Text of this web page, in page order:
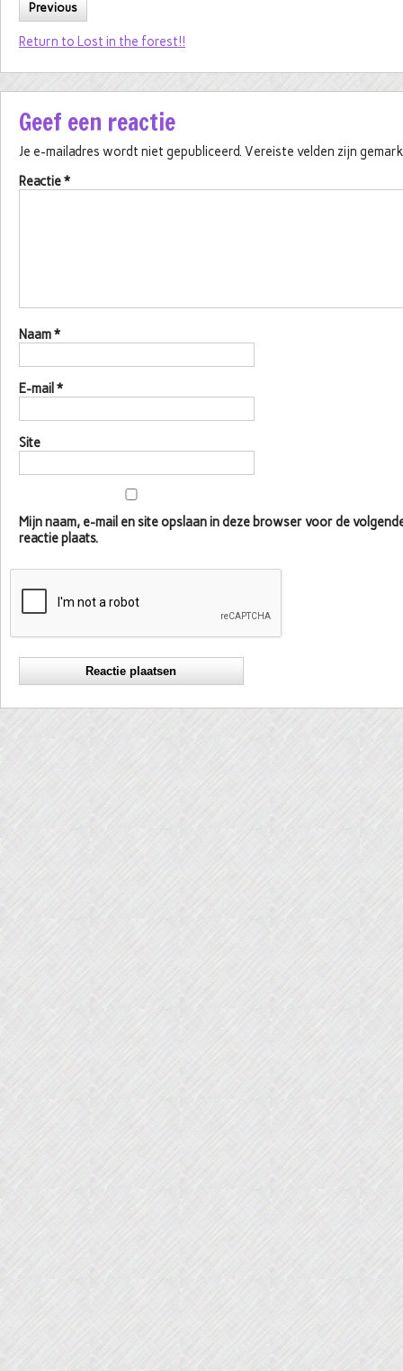
Previous
Return to Lost in the forest!!
Geef een reactie
Je e-mailadres wordt niet gepubliceerd. Vereiste velden zijn
Reactie*
Naam*
E-mail *
Site
Mijn naam, e-mail en site opslaan in deze browser voor de
reactie plaats.